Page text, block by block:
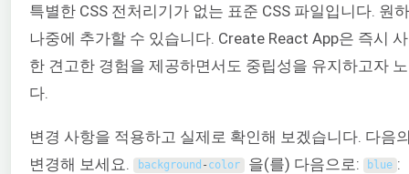
특별한 CSS 전처리기가 없는 표준 CSS 파일입니다. 원
나중에 추가할 수 있습니다. Create React App은 즉시
한 견고한 경험을 제공하면서도 중립성을 유지하고자
다.
변경 사항을 적용하고 실제로 확인해 보겠습니다. 다음
변경해 보세요.
background - color 을(를) 다음으로: blue :